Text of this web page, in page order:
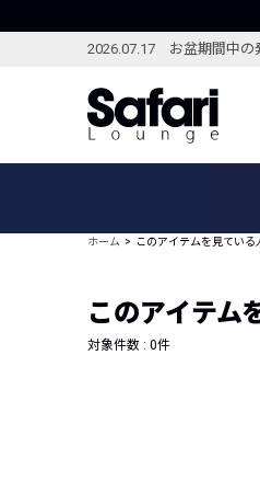
2026.07.17 お盆期間中の
ブランドから探す
新着アイテム
編集部のおすすめアイテム
ホーム このアイテムを見てい
このアイテム
対象件数 : 0件